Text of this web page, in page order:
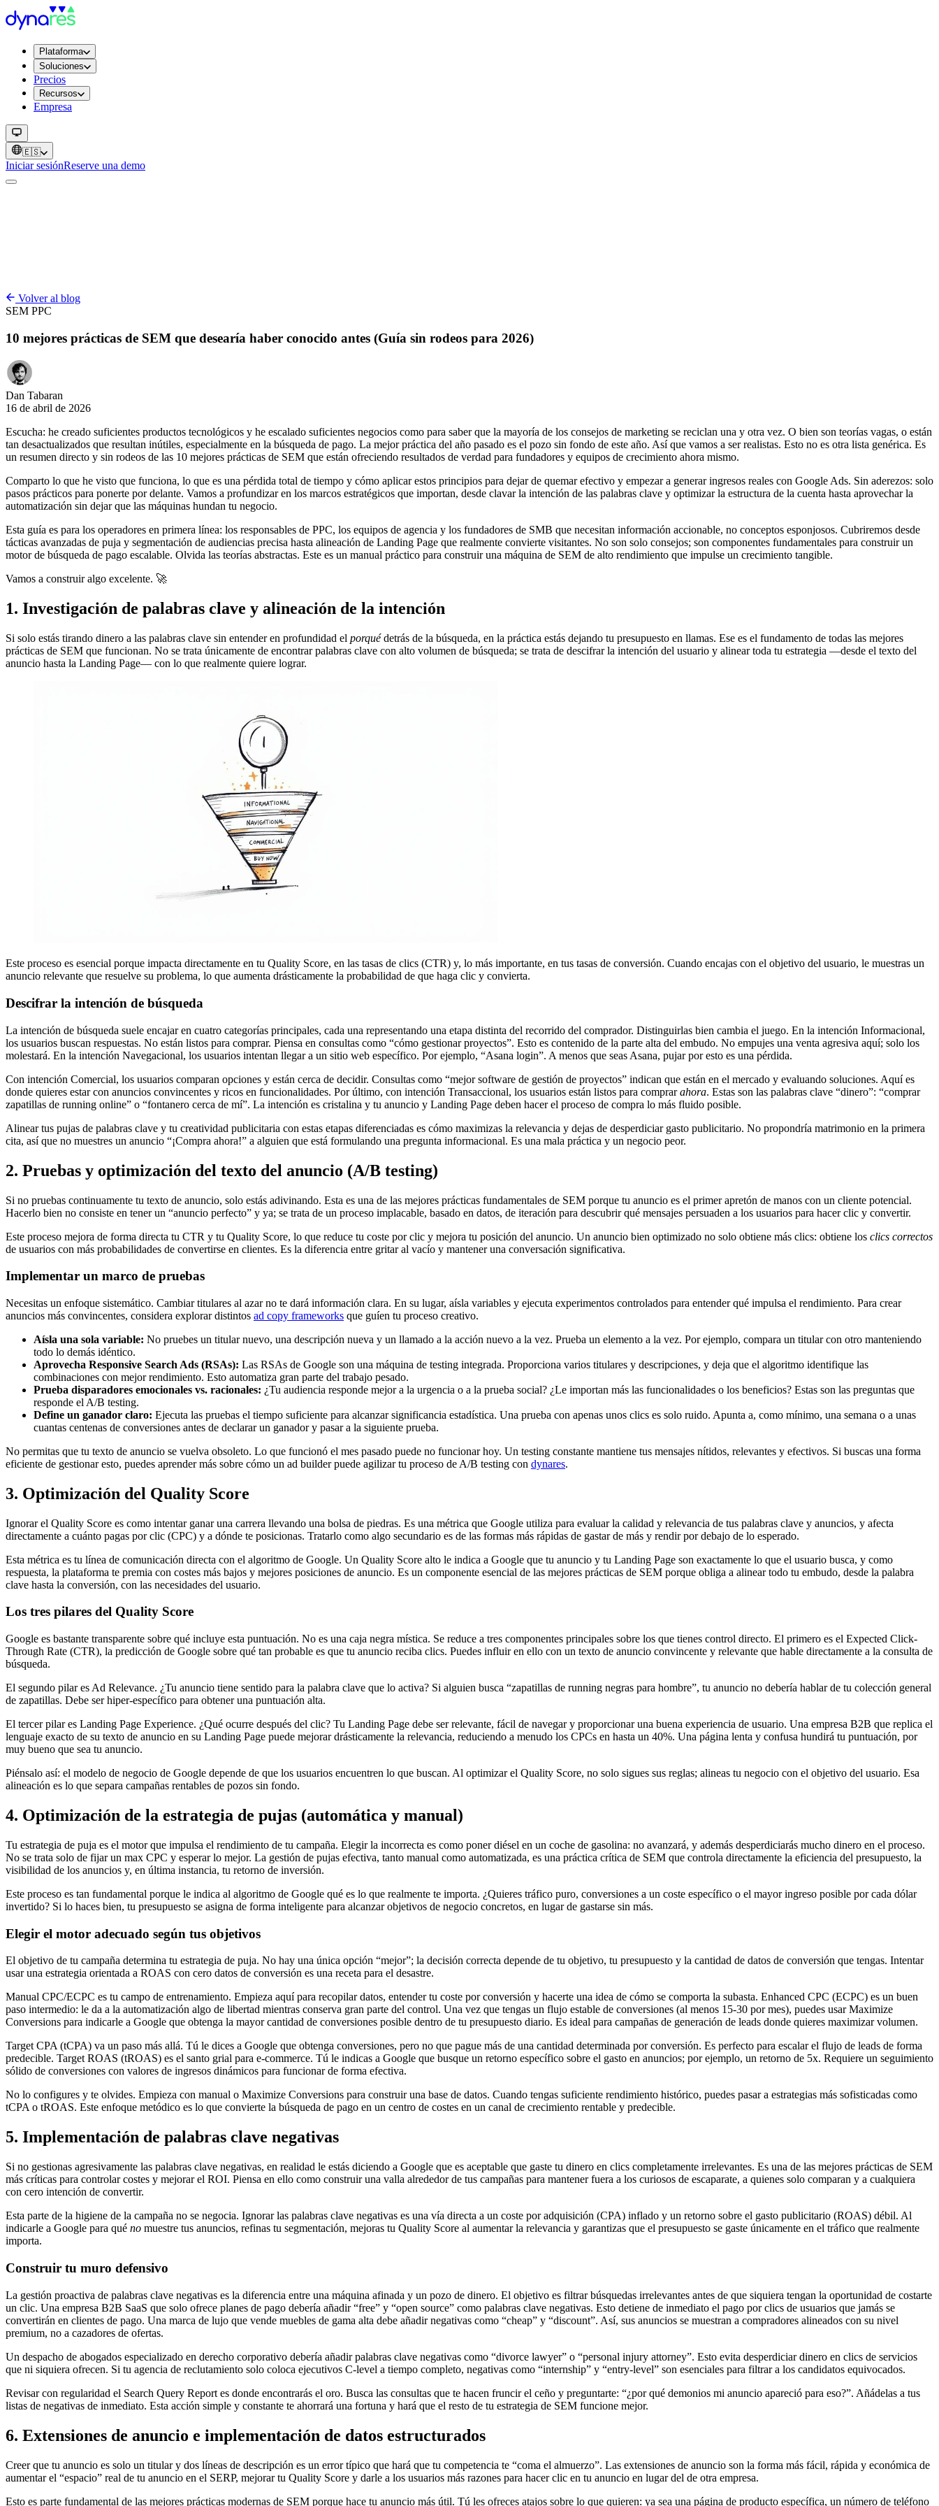
Plataforma
Soluciones
Precios
Recursos
Empresa
🇪🇸
Iniciar sesiónReserve una demo
Volver al blog
SEM PPC
10 mejores prácticas de SEM que desearía haber conocido antes (Guía sin rodeos para 2026)
Dan Tabaran
16 de abril de 2026
Escucha: he creado suficientes productos tecnológicos y he escalado suficientes negocios como para saber que la mayoría de los consejos de marketing se reciclan una y otra vez. O bien son teorías vagas, o están
tan desactualizados que resultan inútiles, especialmente en la búsqueda de pago. La mejor práctica del año pasado es el pozo sin fondo de este año. Así que vamos a ser realistas. Esto no es otra lista genérica. Es
un resumen directo y sin rodeos de las 10 mejores prácticas de SEM que están ofreciendo resultados de verdad para fundadores y equipos de crecimiento ahora mismo.
Comparto lo que he visto que funciona, lo que es una pérdida total de tiempo y cómo aplicar estos principios para dejar de quemar efectivo y empezar a generar ingresos reales con Google Ads. Sin aderezos: solo
pasos prácticos para ponerte por delante. Vamos a profundizar en los marcos estratégicos que importan, desde clavar la intención de las palabras clave y optimizar la estructura de la cuenta hasta aprovechar la
automatización sin dejar que las máquinas hundan tu negocio.
Esta guía es para los operadores en primera línea: los responsables de PPC, los equipos de agencia y los fundadores de SMB que necesitan información accionable, no conceptos esponjosos. Cubriremos desde
tácticas avanzadas de puja y segmentación de audiencias precisa hasta alineación de Landing Page que realmente convierte visitantes. No son solo consejos; son componentes fundamentales para construir un
motor de búsqueda de pago escalable. Olvida las teorías abstractas. Este es un manual práctico para construir una máquina de SEM de alto rendimiento que impulse un crecimiento tangible.
Vamos a construir algo excelente. 🚀
1. Investigación de palabras clave y alineación de la intención
Si solo estás tirando dinero a las palabras clave sin entender en profundidad el porquédetrás de la búsqueda, en la práctica estás dejando tu presupuesto en llamas. Ese es el fundamento de todas las mejores
prácticas de SEM que funcionan. No se trata únicamente de encontrar palabras clave con alto volumen de búsqueda; se trata de descifrar la intención del usuario y alinear toda tu estrategia —desde el texto del
anuncio hasta la Landing Page— con lo que realmente quiere lograr.
Este proceso es esencial porque impacta directamente en tu Quality Score, en las tasas de clics (CTR) y, lo más importante, en tus tasas de conversión. Cuando encajas con el objetivo del usuario, le muestras un
anuncio relevante que resuelve su problema, lo que aumenta drásticamente la probabilidad de que haga clic y convierta.
Descifrar la intención de búsqueda
La intención de búsqueda suele encajar en cuatro categorías principales, cada una representando una etapa distinta del recorrido del comprador. Distinguirlas bien cambia el juego. En la intención Informacional,
los usuarios buscan respuestas. No están listos para comprar. Piensa en consultas como “cómo gestionar proyectos”. Esto es contenido de la parte alta del embudo. No empujes una venta agresiva aquí; solo los
molestará. En la intención Navegacional, los usuarios intentan llegar a un sitio web específico. Por ejemplo, “Asana login”. A menos que seas Asana, pujar por esto es una pérdida.
Con intención Comercial, los usuarios comparan opciones y están cerca de decidir. Consultas como “mejor software de gestión de proyectos” indican que están en el mercado y evaluando soluciones. Aquí es
donde quieres estar con anuncios convincentes y ricos en funcionalidades. Por último, con intención Transaccional, los usuarios están listos para comprarahora. Estas son las palabras clave “dinero”: “comprar
zapatillas de running online” o “fontanero cerca de mí”. La intención es cristalina y tu anuncio y Landing Page deben hacer el proceso de compra lo más fluido posible.
Alinear tus pujas de palabras clave y tu creatividad publicitaria con estas etapas diferenciadas es cómo maximizas la relevancia y dejas de desperdiciar gasto publicitario. No propondría matrimonio en la primera
cita, así que no muestres un anuncio “¡Compra ahora!” a alguien que está formulando una pregunta informacional. Es una mala práctica y un negocio peor.
2. Pruebas y optimización del texto del anuncio (A/B testing)
Si no pruebas continuamente tu texto de anuncio, solo estás adivinando. Esta es una de las mejores prácticas fundamentales de SEM porque tu anuncio es el primer apretón de manos con un cliente potencial.
Hacerlo bien no consiste en tener un “anuncio perfecto” y ya; se trata de un proceso implacable, basado en datos, de iteración para descubrir qué mensajes persuaden a los usuarios para hacer clic y convertir.
Este proceso mejora de forma directa tu CTR y tu Quality Score, lo que reduce tu coste por clic y mejora tu posición del anuncio. Un anuncio bien optimizado no solo obtiene más clics: obtiene los clics correctos
de usuarios con más probabilidades de convertirse en clientes. Es la diferencia entre gritar al vacío y mantener una conversación significativa.
Implementar un marco de pruebas
Necesitas un enfoque sistemático. Cambiar titulares al azar no te dará información clara. En su lugar, aísla variables y ejecuta experimentos controlados para entender qué impulsa el rendimiento. Para crear
anuncios más convincentes, considera explorar distintos ad copy frameworks que guíen tu proceso creativo.
Aísla una sola variable: No pruebes un titular nuevo, una descripción nueva y un llamado a la acción nuevo a la vez. Prueba un elemento a la vez. Por ejemplo, compara un titular con otro manteniendo
todo lo demás idéntico.
Aprovecha Responsive Search Ads (RSAs): Las RSAs de Google son una máquina de testing integrada. Proporciona varios titulares y descripciones, y deja que el algoritmo identifique las
combinaciones con mejor rendimiento. Esto automatiza gran parte del trabajo pesado.
Prueba disparadores emocionales vs. racionales: ¿Tu audiencia responde mejor a la urgencia o a la prueba social? ¿Le importan más las funcionalidades o los beneficios? Estas son las preguntas que
responde el A/B testing.
Define un ganador claro: Ejecuta las pruebas el tiempo suficiente para alcanzar significancia estadística. Una prueba con apenas unos clics es solo ruido. Apunta a, como mínimo, una semana o a unas
cuantas centenas de conversiones antes de declarar un ganador y pasar a la siguiente prueba.
No permitas que tu texto de anuncio se vuelva obsoleto. Lo que funcionó el mes pasado puede no funcionar hoy. Un testing constante mantiene tus mensajes nítidos, relevantes y efectivos. Si buscas una forma
eficiente de gestionar esto, puedes aprender más sobre cómo un ad builder puede agilizar tu proceso de A/B testing con dynares.
3. Optimización del Quality Score
Ignorar el Quality Score es como intentar ganar una carrera llevando una bolsa de piedras. Es una métrica que Google utiliza para evaluar la calidad y relevancia de tus palabras clave y anuncios, y afecta
directamente a cuánto pagas por clic (CPC) y a dónde te posicionas. Tratarlo como algo secundario es de las formas más rápidas de gastar de más y rendir por debajo de lo esperado.
Esta métrica es tu línea de comunicación directa con el algoritmo de Google. Un Quality Score alto le indica a Google que tu anuncio y tu Landing Page son exactamente lo que el usuario busca, y como
respuesta, la plataforma te premia con costes más bajos y mejores posiciones de anuncio. Es un componente esencial de las mejores prácticas de SEM porque obliga a alinear todo tu embudo, desde la palabra
clave hasta la conversión, con las necesidades del usuario.
Los tres pilares del Quality Score
Google es bastante transparente sobre qué incluye esta puntuación. No es una caja negra mística. Se reduce a tres componentes principales sobre los que tienes control directo. El primero es el Expected Click-
Through Rate (CTR), la predicción de Google sobre qué tan probable es que tu anuncio reciba clics. Puedes influir en ello con un texto de anuncio convincente y relevante que hable directamente a la consulta de
búsqueda.
El segundo pilar es Ad Relevance. ¿Tu anuncio tiene sentido para la palabra clave que lo activa? Si alguien busca “zapatillas de running negras para hombre”, tu anuncio no debería hablar de tu colección general
de zapatillas. Debe ser hiper-específico para obtener una puntuación alta.
El tercer pilar es Landing Page Experience. ¿Qué ocurre después del clic? Tu Landing Page debe ser relevante, fácil de navegar y proporcionar una buena experiencia de usuario. Una empresa B2B que replica el
lenguaje exacto de su texto de anuncio en su Landing Page puede mejorar drásticamente la relevancia, reduciendo a menudo los CPCs en hasta un 40%. Una página lenta y confusa hundirá tu puntuación, por
muy bueno que sea tu anuncio.
Piénsalo así: el modelo de negocio de Google depende de que los usuarios encuentren lo que buscan. Al optimizar el Quality Score, no solo sigues sus reglas; alineas tu negocio con el objetivo del usuario. Esa
alineación es lo que separa campañas rentables de pozos sin fondo.
4. Optimización de la estrategia de pujas (automática y manual)
Tu estrategia de puja es el motor que impulsa el rendimiento de tu campaña. Elegir la incorrecta es como poner diésel en un coche de gasolina: no avanzará, y además desperdiciarás mucho dinero en el proceso.
No se trata solo de fijar un max CPC y esperar lo mejor. La gestión de pujas efectiva, tanto manual como automatizada, es una práctica crítica de SEM que controla directamente la eficiencia del presupuesto, la
visibilidad de los anuncios y, en última instancia, tu retorno de inversión.
Este proceso es tan fundamental porque le indica al algoritmo de Google qué es lo que realmente te importa. ¿Quieres tráfico puro, conversiones a un coste específico o el mayor ingreso posible por cada dólar
invertido? Si lo haces bien, tu presupuesto se asigna de forma inteligente para alcanzar objetivos de negocio concretos, en lugar de gastarse sin más.
Elegir el motor adecuado según tus objetivos
El objetivo de tu campaña determina tu estrategia de puja. No hay una única opción “mejor”; la decisión correcta depende de tu objetivo, tu presupuesto y la cantidad de datos de conversión que tengas. Intentar
usar una estrategia orientada a ROAS con cero datos de conversión es una receta para el desastre.
Manual CPC/ECPC es tu campo de entrenamiento. Empieza aquí para recopilar datos, entender tu coste por conversión y hacerte una idea de cómo se comporta la subasta. Enhanced CPC (ECPC) es un buen
paso intermedio: le da a la automatización algo de libertad mientras conserva gran parte del control. Una vez que tengas un flujo estable de conversiones (al menos 15-30 por mes), puedes usar Maximize
Conversions para indicarle a Google que obtenga la mayor cantidad de conversiones posible dentro de tu presupuesto diario. Es ideal para campañas de generación de leads donde quieres maximizar volumen.
Target CPA (tCPA) va un paso más allá. Tú le dices a Google que obtenga conversiones, pero no que pague más de una cantidad determinada por conversión. Es perfecto para escalar el flujo de leads de forma
predecible. Target ROAS (tROAS) es el santo grial para e-commerce. Tú le indicas a Google que busque un retorno específico sobre el gasto en anuncios; por ejemplo, un retorno de 5x. Requiere un seguimiento
sólido de conversiones con valores de ingresos dinámicos para funcionar de forma efectiva.
No lo configures y te olvides. Empieza con manual o Maximize Conversions para construir una base de datos. Cuando tengas suficiente rendimiento histórico, puedes pasar a estrategias más sofisticadas como
tCPA o tROAS. Este enfoque metódico es lo que convierte la búsqueda de pago en un centro de costes en un canal de crecimiento rentable y predecible.
5. Implementación de palabras clave negativas
Si no gestionas agresivamente las palabras clave negativas, en realidad le estás diciendo a Google que es aceptable que gaste tu dinero en clics completamente irrelevantes. Es una de las mejores prácticas de SEM
más críticas para controlar costes y mejorar el ROI. Piensa en ello como construir una valla alrededor de tus campañas para mantener fuera a los curiosos de escaparate, a quienes solo comparan y a cualquiera
con cero intención de convertir.
Esta parte de la higiene de la campaña no se negocia. Ignorar las palabras clave negativas es una vía directa a un coste por adquisición (CPA) inflado y un retorno sobre el gasto publicitario (ROAS) débil. Al
indicarle a Google para qué no muestre tus anuncios, refinas tu segmentación, mejoras tu Quality Score al aumentar la relevancia y garantizas que el presupuesto se gaste únicamente en el tráfico que realmente
importa.
Construir tu muro defensivo
La gestión proactiva de palabras clave negativas es la diferencia entre una máquina afinada y un pozo de dinero. El objetivo es filtrar búsquedas irrelevantes antes de que siquiera tengan la oportunidad de costarte
un clic. Una empresa B2B SaaS que solo ofrece planes de pago debería añadir “free” y “open source” como palabras clave negativas. Esto detiene de inmediato el pago por clics de usuarios que jamás se
convertirán en clientes de pago. Una marca de lujo que vende muebles de gama alta debe añadir negativas como “cheap” y “discount”. Así, sus anuncios se muestran a compradores alineados con su nivel
premium, no a cazadores de ofertas.
Un despacho de abogados especializado en derecho corporativo debería añadir palabras clave negativas como “divorce lawyer” o “personal injury attorney”. Esto evita desperdiciar dinero en clics de servicios
que ni siquiera ofrecen. Si tu agencia de reclutamiento solo coloca ejecutivos C-level a tiempo completo, negativas como “internship” y “entry-level” son esenciales para filtrar a los candidatos equivocados.
Revisar con regularidad el Search Query Report es donde encontrarás el oro. Busca las consultas que te hacen fruncir el ceño y preguntarte: “¿por qué demonios mi anuncio apareció para eso?”. Añádelas a tus
listas de negativas de inmediato. Esta acción simple y constante te ahorrará una fortuna y hará que el resto de tu estrategia de SEM funcione mejor.
6. Extensiones de anuncio e implementación de datos estructurados
Creer que tu anuncio es solo un titular y dos líneas de descripción es un error típico que hará que tu competencia te “coma el almuerzo”. Las extensiones de anuncio son la forma más fácil, rápida y económica de
aumentar el “espacio” real de tu anuncio en el SERP, mejorar tu Quality Score y darle a los usuarios más razones para hacer clic en tu anuncio en lugar del de otra empresa.
Esto es parte fundamental de las mejores prácticas modernas de SEM porque hace tu anuncio más útil. Tú les ofreces atajos sobre lo que quieren: ya sea una página de producto específica, un número de teléfono